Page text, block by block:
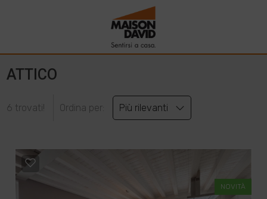
ATTICO
6 trovati! Ordina per: Più rilevanti
NOVITÀ